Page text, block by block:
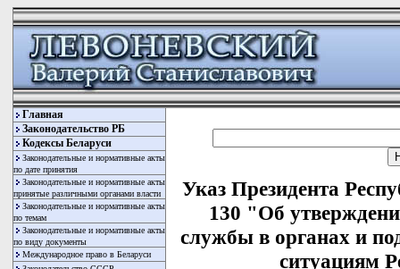
Главная
Законодательство РБ
Кодексы Беларуси
Законодательные и нормативные акты
по дате принятия
Законодательные и нормативные акты
принятые различными органами власти
Законодательные и нормативные акты
по темам
Законодательные и нормативные акты
по виду документы
Международное право в Беларуси
Указ Президента
130 "Об
службы в органах и
ситуациям